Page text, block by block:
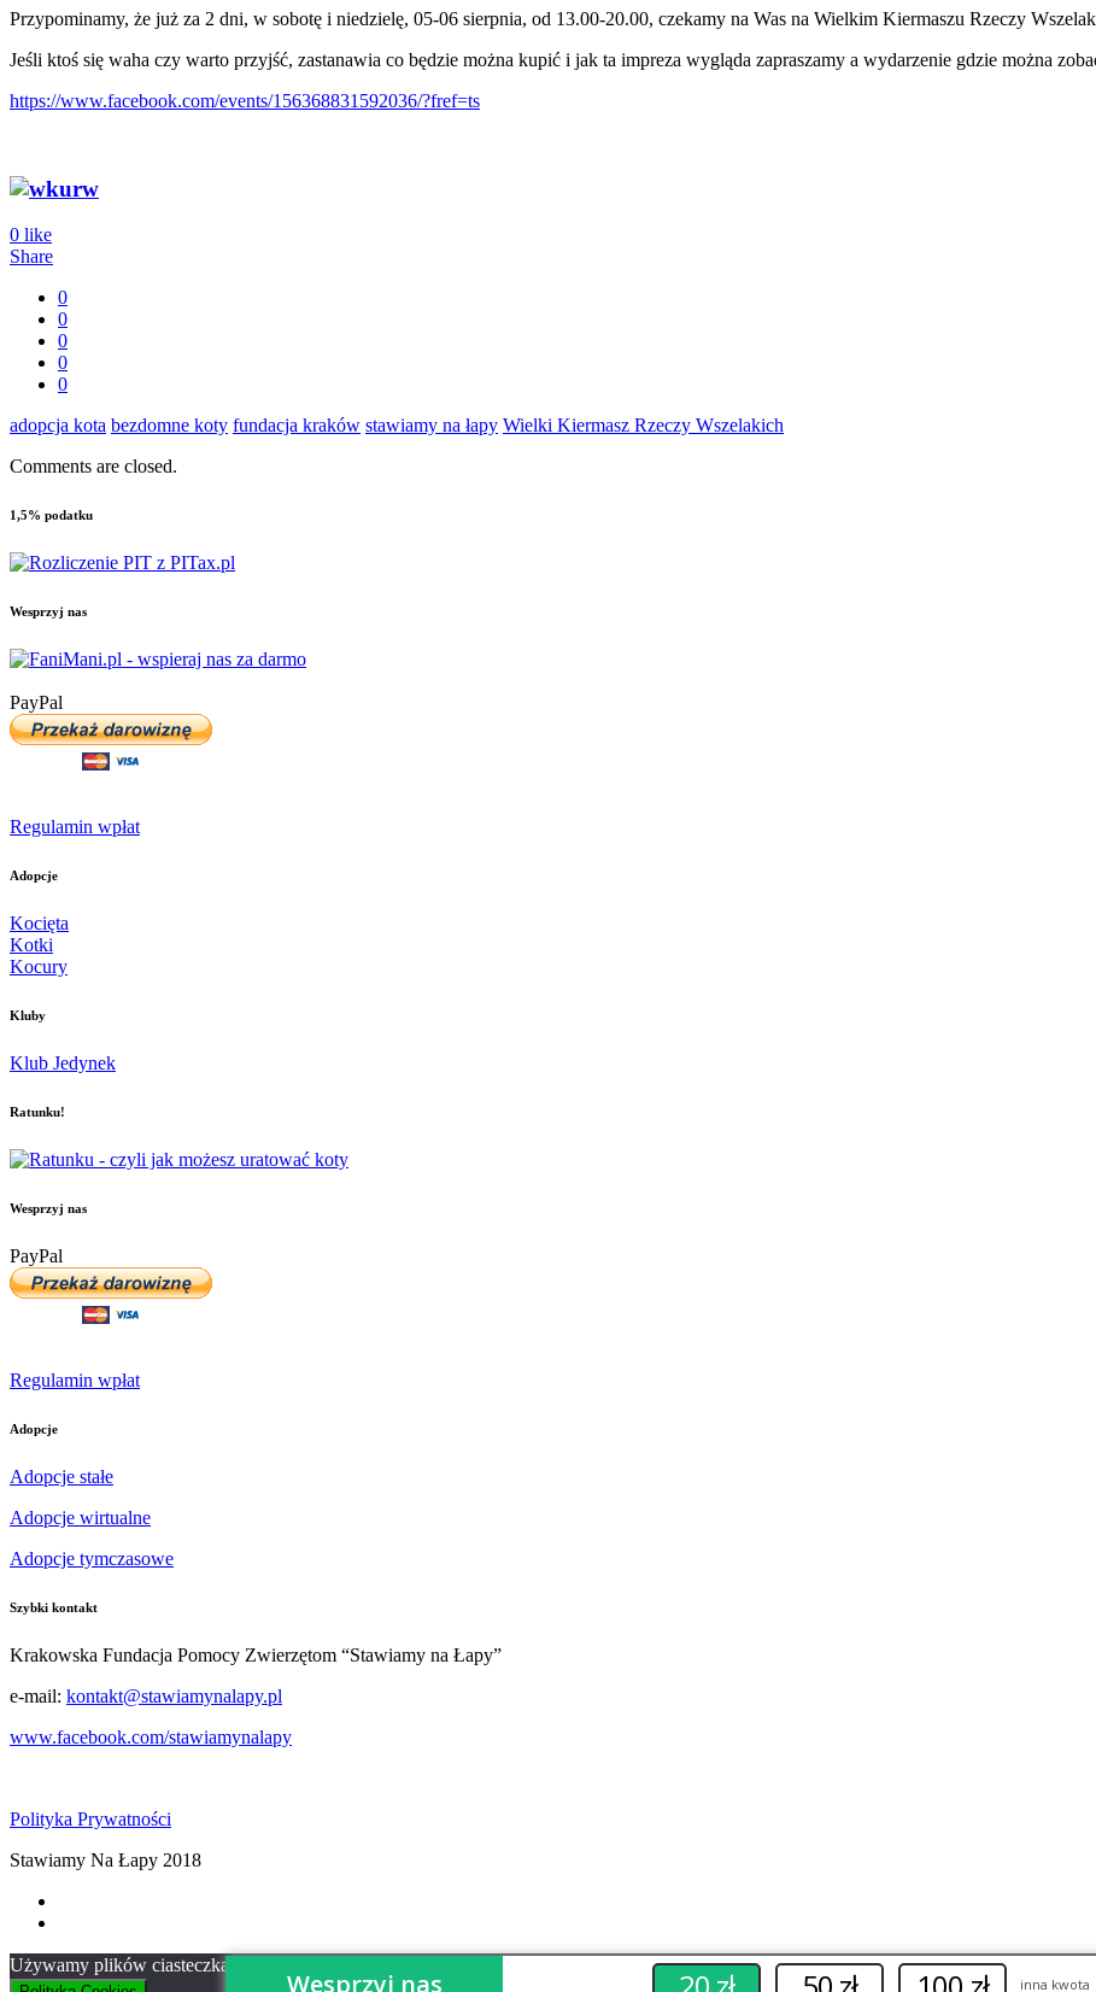
Przypominamy, że już za 2 dni, w sobotę i niedzielę, 05-06 sierpnia, od 13.00-20.00, czekamy na Was na Wielkim Kiermaszu Rzeczy
Jeśli ktoś się waha czy warto przyjść, zastanawia co będzie można kupić i jak ta impreza wygląda zapraszamy a wydarzenie gdzie można
https://www.facebook.com/events/156368831592036/?fref=ts
0 like
Share
0
0
0
0
0
adopcja kota bezdomne koty fundacja kraków stawiamy na łapy Wielki Kiermasz Rzeczy Wszelakich
Comments are closed.
1,5% podatku
Wesprzyj nas
PayPal
Regulamin wpłat
Adopcje
Kocięta
Kotki
Kocury
Kluby
Klub Jedynek
Ratunku!
Wesprzyj nas
PayPal
Regulamin wpłat
Adopcje
Adopcje stałe
Adopcje wirtualne
Adopcje tymczasowe
Szybki kontakt
Krakowska Fundacja Pomocy Zwierzętom “Stawiamy na Łapy”
e-mail: kontakt@stawiamynalapy.pl
www.facebook.com/stawiamynalapy
Polityka Prywatności
Stawiamy Na Łapy 2018
Wesprzyj nas inna kwota
Używamy plików ciasteczka, aby zapewnić Ci jak najlepsze wrażenia z korzystania z naszej witryny. Jeśli nadal będziesz korzystać z tej